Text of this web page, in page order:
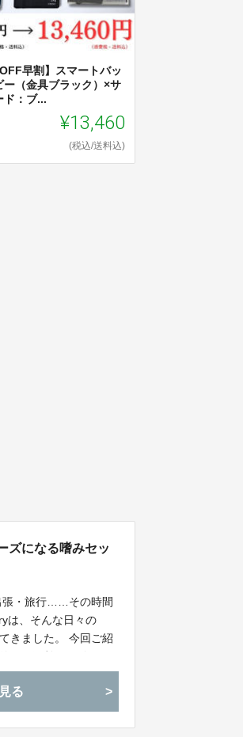
OFF早割】スマートバッ
ー（金具ブラック）×サ
ド：ブ...
¥13,460
(税込/送料込)
ズになる嗜みセッ
張・旅行……その時間
は、そんな日々の
きました。 今回ご紹
る